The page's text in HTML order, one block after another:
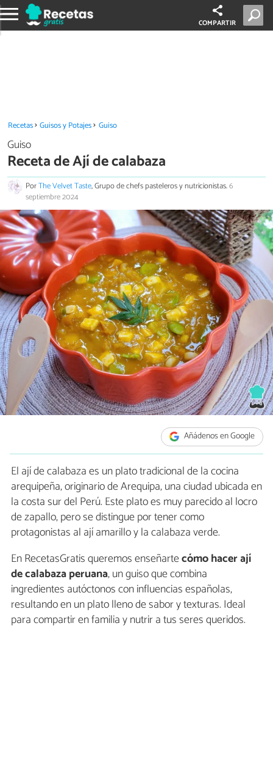
COMPARTIR
Recetas Guisos y Potajes Guiso
Guiso
Receta de Ají de calabaza
PorThe Velvet Taste, Grupo de chefs pasteleros y nutricionistas.6
septiembre 2024
Añádenos en Google
El ají de calabaza es un plato tradicional de la cocina
arequipeña, originario de Arequipa, una ciudad ubicada en
la costa sur del Perú. Este plato es muy parecido al locro
de zapallo, pero se distingue por tener como
protagonistas al ají amarillo y la calabaza verde.
En RecetasGratis queremos enseñartecómo hacerají
de calabaza peruana, un guiso que combina
ingredientes autóctonos con influencias españolas,
resultando en un plato lleno de sabor y texturas. Ideal
para compartir en familia y nutrir a tus seres queridos.